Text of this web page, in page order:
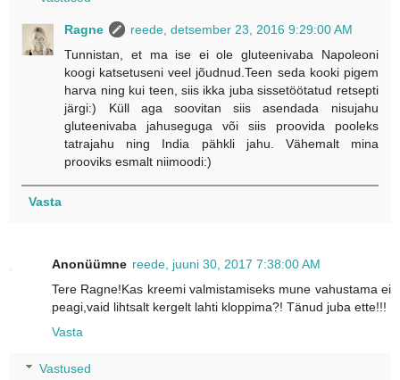
Ragne
reede, detsember 23, 2016 9:29:00 AM
Tunnistan, et ma ise ei ole gluteenivaba Napoleoni
koogi katsetuseni veel jõudnud.Teen seda kooki pigem
harva ning kui teen, siis ikka juba sissetöötatud retsepti
järgi:) Küll aga soovitan siis asendada nisujahu
gluteenivaba jahuseguga või siis proovida pooleks
tatrajahu ning India pähkli jahu. Vähemalt mina
prooviks esmalt niimoodi:)
Vasta
Anonüümne reede, juuni 30, 2017 7:38:00 AM
Tere Ragne!Kas kreemi valmistamiseks mune vahustama ei
peagi,vaid lihtsalt kergelt lahti kloppima?! Tänud juba ette!!!
Vasta
Vastused